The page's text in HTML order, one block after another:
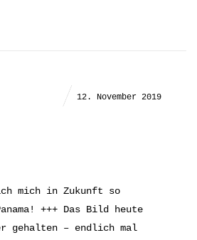
12. November 2019
mich in Zukunft so
+++ Das Bild heute
gehalten – endlich mal